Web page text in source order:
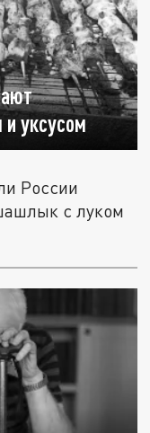
уксусом
России
с луком